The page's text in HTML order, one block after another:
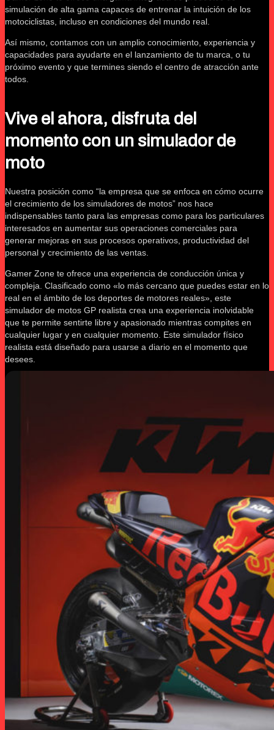
simulación de alta gama capaces de entrenar la intuición de los
motociclistas, incluso en condiciones del mundo real.
Así mismo, contamos con un amplio conocimiento, experiencia y
capacidades para ayudarte en el lanzamiento de tu marca, o tu
próximo evento y que termines siendo el centro de atracción ante
todos.
Vive el ahora, disfruta del
momento con un simulador de
moto
Nuestra posición como “la empresa que se enfoca en cómo ocurre
el crecimiento de los simuladores de motos” nos hace
indispensables tanto para las empresas como para los particulares
interesados en aumentar sus operaciones comerciales para
generar mejoras en sus procesos operativos, productividad del
personal y crecimiento de las ventas.
Gamer Zone te ofrece una experiencia de conducción única y
compleja. Clasificado como «lo más cercano que puedes estar en lo
real en el ámbito de los deportes de motores reales», este
simulador de motos GP realista crea una experiencia inolvidable
que te permite sentirte libre y apasionado mientras compites en
cualquier lugar y en cualquier momento. Este simulador físico
realista está diseñado para usarse a diario en el momento que
desees.